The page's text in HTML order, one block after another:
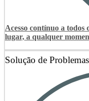
Acesso contínuo a todos
lugar, a qualquer
Solução de